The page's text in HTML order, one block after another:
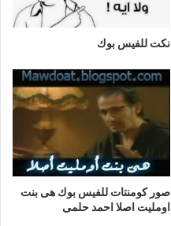
نكت للفيس بوك
صور كومنتات للفيس بوك هى بنت
اومليت اصلا احمد حلمى